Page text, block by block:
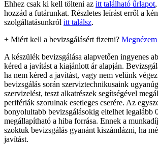
Ehhez csak ki kell tölteni az itt található űrlapot
hozzád a futárunkat. Részletes leírást erről a
szolgáltatásunkról itt találsz.
+ Miért kell a bevizsgálásért fizetni?
A készülék bevizsgálása alapvetően ingyenes
kéred a javítást a kiajánlott ár alapján.
ha nem kéred a javítást, vagy nem velünk
bevizsgálás során szerviztechnikusaink
szervizelést, teszt alkatrészek segítségével
perifériák szorulnak esetleges cserére. Az
bonyolultabb bevizsgálásokig eltelhet legalább
megállapítható a hiba forrása. Ennek a
szoktuk bevizsgálás gyanánt kiszámlázni, ha
javítást.